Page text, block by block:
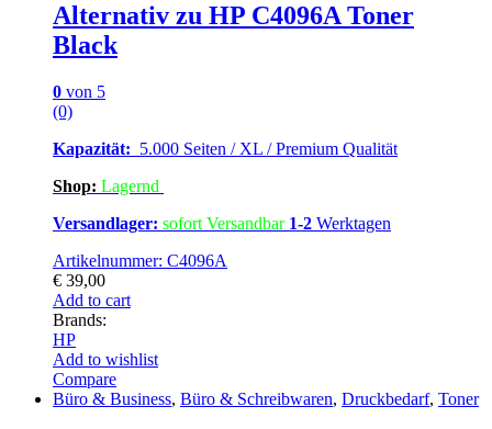
Alternativ zu HP C4096A Toner
Black
0 von 5
(0)
Kapazität: 5.000 Seiten / XL / Premium Qualität
Shop: Lagernd
Versandlager: sofort Versandbar 1-2 Werktagen
Artikelnummer: C4096A
€ 39,00
Add to cart
Brands:
HP
Add to wishlist
Compare
Büro & Business, Büro & Schreibwaren, Druckbedarf, Toner